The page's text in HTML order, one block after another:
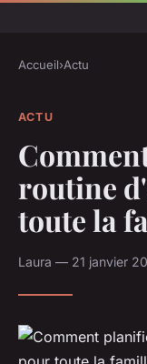
Accueil›Actu
ACTU
routine
toute la
Laura — 21 janvier